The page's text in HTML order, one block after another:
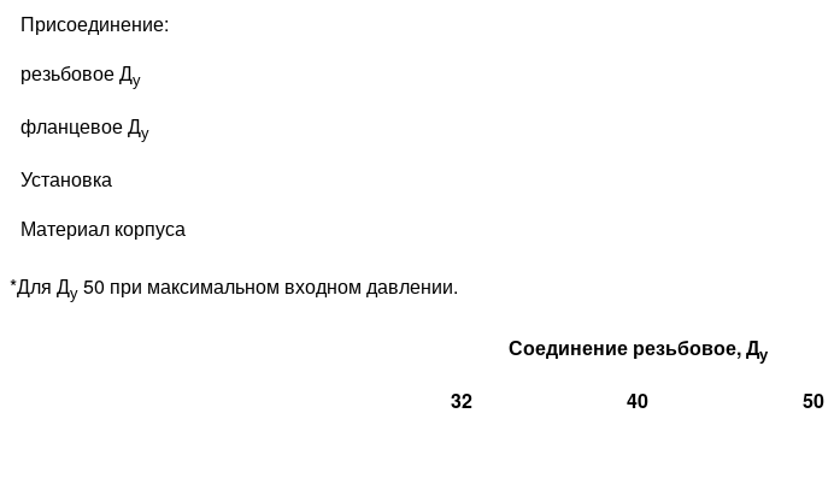
Присоединение:
резьбовое Ду
фланцевое Ду
Установка
Материал корпуса
*Для Ду 50 при максимальном входном давлении.
Соединение резьбовое, Ду
32 40 50